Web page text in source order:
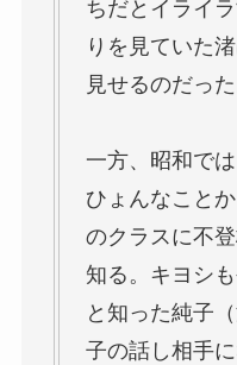
ちだとイライ
りを見ていた
見せるのだった
一方、昭和で
ひょんなこと
のクラスに不
知る。キヨシ
と知った純子
子の話し相手